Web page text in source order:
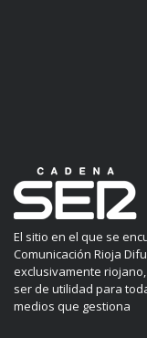
El sitio en el que se
Comunicación Rioja
exclusivamente
ser de utilidad para
medios que gestiona